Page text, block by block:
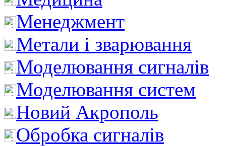
Менеджмент
Метали і зварювання
Моделювання сигналів
Моделювання систем
Новий Акрополь
Обробка сигналів